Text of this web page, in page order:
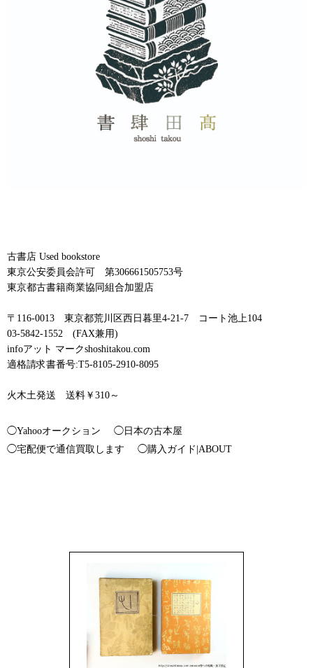
古書店 Used bookstore
東京公安委員会許可 第306661505753号
東京都古書籍商業協同組合加盟店
〒116-0013 東京都荒川区西日暮里4-21-7 コート池上104
03-5842-1552 (FAX兼用)
infoアット マークshoshitakou.com
適格請求書番号:T5-8105-2910-8095
火木土発送 送料￥310～
◯Yahooオークション
◯日本の古本屋
◯宅配便で通信買取します
◯購入ガイド|ABOUT